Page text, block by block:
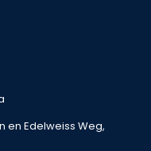
en Edelweiss Weg,